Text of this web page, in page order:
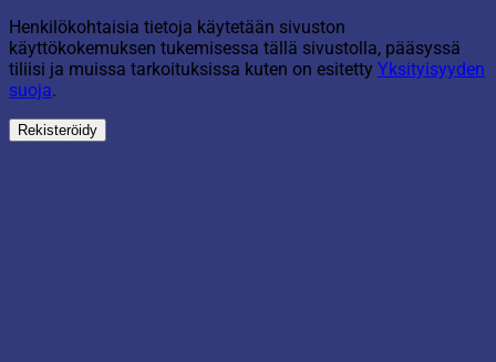
Henkilökohtaisia tietoja käytetään sivuston
käyttökokemuksen tukemisessa tällä sivustolla, pääsyssä
tiliisi ja muissa tarkoituksissa kuten on esitetty Yksityisyyden
suoja.
Rekisteröidy